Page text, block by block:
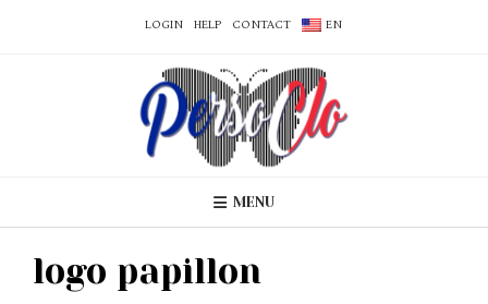
LOGIN HELP CONTACT EN
MENU
logo papillon